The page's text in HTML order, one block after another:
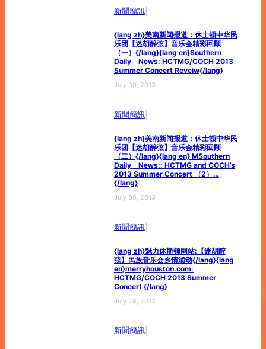
新聞簡訊|
{lang zh}美南新闻报道：休士顿中华民
乐团【迷胡醉弦】音乐会精彩回顾
（一）{/lang}{lang en}Southern
Daily News: HCTMG/COCH 2013
Summer Concert Reveiw{/lang}
July 30, 2013
新聞簡訊|
{lang zh}美南新闻报道：休士顿中华民
乐团【迷胡醉弦】音乐会精彩回顾
（二）{/lang}{lang en} MSouthern
Daily News:: HCTMG and COCH’s
2013 Summer Concert （2）…
{/lang}
July 30, 2013
新聞簡訊|
{lang zh}魅力休斯顿网站:【迷胡醉
弦】民族音乐会乡情涌动{/lang}{lang
en}merryhouston.com:
HCTMG/COCH 2013 Summer
Concert {/lang}
July 28, 2013
新聞簡訊|